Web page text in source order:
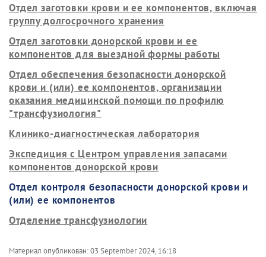
Отдел заготовки крови и ее компонентов, включая
группу долгосрочного хранения
Отдел заготовки донорской крови и ее
компонентов для выездной формы работы
Отдел обеспечения безопасности донорской
крови и (или) ее компонентов, организации
оказания медицинской помощи по профилю
"трансфузиология"
Клинико-диагностическая лаборатория
Экспедиция с Центром управления запасами
компонентов донорской крови
Отдел контроля безопасности донорской крови и
(или) ее компонентов
Отделение трансфузиологии
Материал опубликован:03 September 2024, 16:18